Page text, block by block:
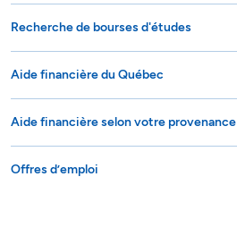
Recherche de bourses d'études
Aide financière du Québec
Aide financière selon votre provenance
Offres d’emploi